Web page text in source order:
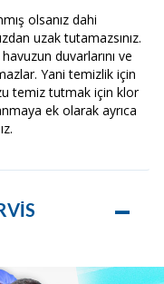
olsanız dahi
uzak tutamazsınız.
duvarlarını ve
Yani temizlik için
temiz tutmak için klor
ek olarak ayrıca
–